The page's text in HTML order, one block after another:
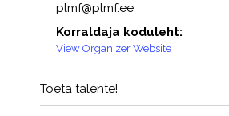
plmf@plmf.ee
Korraldaja koduleht:
View Organizer Website
Toeta talente!